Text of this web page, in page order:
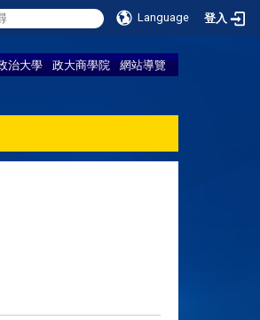
Language 登入
治大學 政大商學院 網站導覽